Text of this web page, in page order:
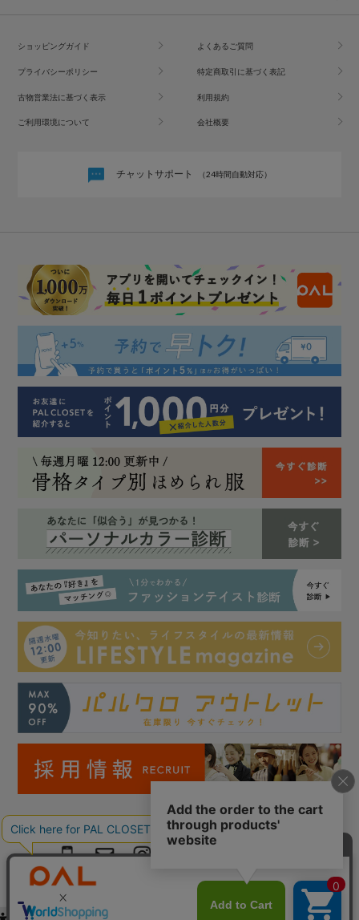
ショッピングガイド よくあるご質問
プライバシーポリシー 特定商取引に基づく表記
古物営業法に基づく表示 利用規約
ご利用環境について 会社概要
チャットサポート （24時間自動対応）